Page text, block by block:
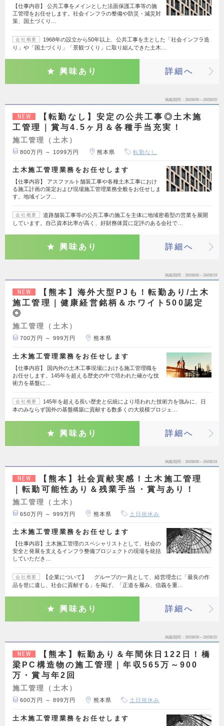
【仕事内容】 公共工事をメインとした法面保護工事等の施
工管理をお任せします。社会インフラの整備や防災・減災対
策、国土づくり…
会社概要
1968年の設立から50年以上、公共工事を主とした「社会インフラ造
り」や「国土づくり」「景観づくり」に取り組んできた土木…
興味あり 詳細へ
掲載期間 26/08/06～26/08/20
NEW
【転勤なし】安定の公共工事◎土木施
工管理｜賞与4.5ヶ月＆各種手当充実！
施工管理（土木）
800万円 ～ 1099万円 熊本県 転勤なし
土木施工管理業務をお任せします
【仕事内容】 アスファルト舗装工事や各種土木工事におけ
る施工計画の策定および現場施工管理業務全般をお任せしま
す。地域インフ…
会社概要
道路舗装工事等の公共工事の施工を主体に地域密着型の営業を展開
しています。自己資本比率が高く、好財務体質に定評のある会社で…
興味あり 詳細へ
掲載期間 26/08/06～26/08/19
NEW
【熊本】海外大型PJも！転勤あり/土木
施工管理｜健康経営銘柄＆ホワイト500認定
◎
施工管理（土木）
700万円 ～ 999万円 熊本県
土木施工管理業務をお任せします
【仕事内容】 国内外の土木工事現場における施工管理職を
お任せします。145年を超える歴史の中で培われた確かな技
術力を基盤に…
会社概要
145年を超える長い歴史と伝統により培われた技術力を強みに、日
本のみならず国外の基盤構築に貢献する数多くの大規模プロジェ…
興味あり 詳細へ
掲載期間 26/08/06～26/08/19
NEW
【熊本】社会貢献実感！土木施工管理
｜転勤可能性あり＆残業手当・賞与あり！
施工管理（土木）
650万円 ～ 999万円 熊本県 土日祝休み
土木施工管理業務をお任せします
【仕事内容】土木施工管理のスペシャリストとして、社会の
安全と発展を支えるインフラ整備プロジェクトの現場を統括
していただき…
会社概要
【企業について】 グループの一員として、経営理念に「最良の作
品を世に遺し、社会に貢献する」を掲げ、「正道を履み、信義を重…
興味あり 詳細へ
掲載期間 26/08/06～26/08/20
NEW
【熊本】転勤あり＆年間休日122日！橋
梁PC構造物の施工管理｜年収565万～900
万・賞与年2回
施工管理（土木）
600万円 ～ 899万円 熊本県 土日祝休み
土木施工管理業務をお任せします